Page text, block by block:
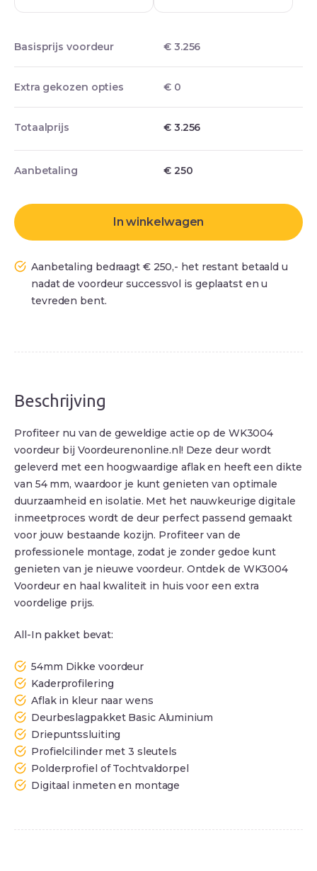
Basisprijs voordeur € 3.256
Extra gekozen opties € 0
Totaalprijs € 3.256
Aanbetaling €250
In winkelwagen
Aanbetaling bedraagt € 250,- het restant betaald u
nadat de voordeur successvol is geplaatst en u
tevreden bent.
Beschrijving
Profiteer nu van de geweldige actie op de WK3004
voordeur bij Voordeurenonline.nl! Deze deur wordt
geleverd met een hoogwaardige aflak en heeft een dikte
van 54 mm, waardoor je kunt genieten van optimale
duurzaamheid en isolatie. Met het nauwkeurige digitale
inmeetproces wordt de deur perfect passend gemaakt
voor jouw bestaande kozijn. Profiteer van de
professionele montage, zodat je zonder gedoe kunt
genieten van je nieuwe voordeur. Ontdek de WK3004
Voordeur en haal kwaliteit in huis voor een extra
voordelige prijs.
All-In pakket bevat:
54mm Dikke voordeur
Kaderprofilering
Aflak in kleur naar wens
Deurbeslagpakket Basic Aluminium
Driepuntssluiting
Profielcilinder met 3 sleutels
Polderprofiel of Tochtvaldorpel
Digitaal inmeten en montage